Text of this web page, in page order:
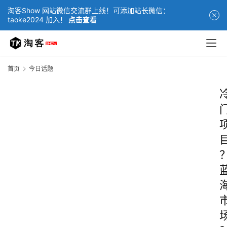
淘客Show 网站微信交流群上线！可添加站长微信：
taoke2024 加入！
点击查看
首页 今日话题